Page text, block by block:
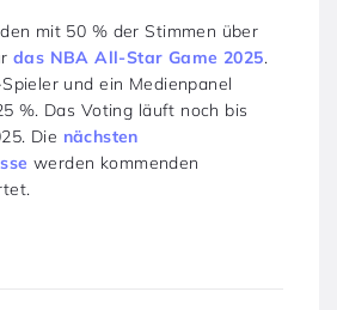
mit 50 % der Stimmen über
das NBA All-Star Game 2025.
und ein Medienpanel
%. Das Voting läuft noch bis
Die nächsten
werden kommenden